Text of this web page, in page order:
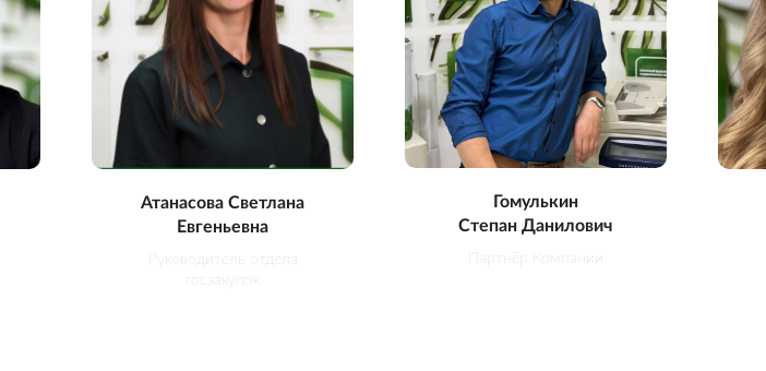
Гомулькин
Степан Данилович
Партнёр Компании
Атанасова Светлана
Евгеньевна
Руководитель отдела
госзакупок